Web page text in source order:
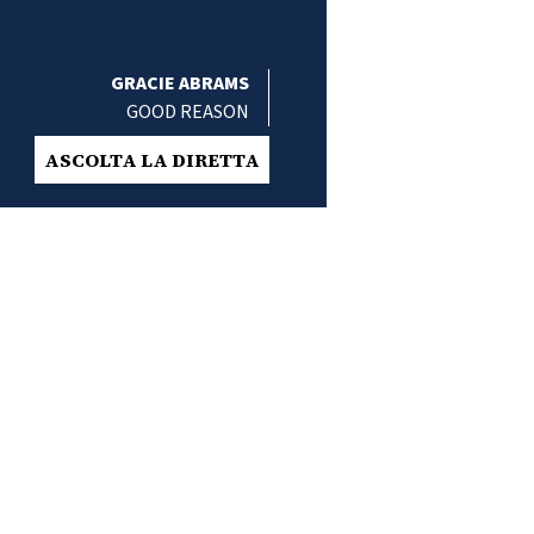
GRACIE ABRAMS
GOOD REASON
ASCOLTA LA DIRETTA